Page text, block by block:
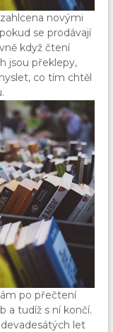
novými
se prodávají
když čtení
jsou překlepy,
co tím chtěl
po přečtení
a tudíž s ní končí.
let